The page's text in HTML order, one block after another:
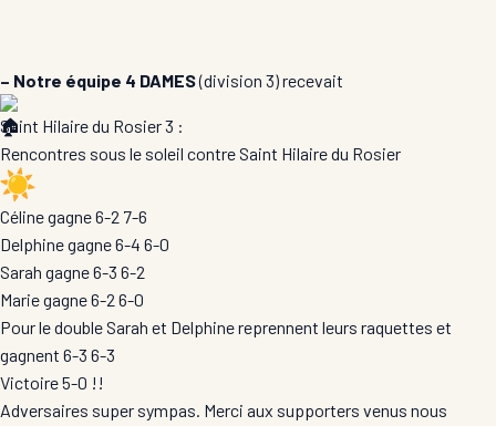
– Notre équipe 4 DAMES(division 3) recevait
Saint Hilaire du Rosier 3 :
Rencontres sous le soleil contre Saint Hilaire du Rosier
Céline gagne 6-2 7-6
Delphine gagne 6-4 6-0
Sarah gagne 6-3 6-2
Marie gagne 6-2 6-0
Pour le double Sarah et Delphine reprennent leurs raquettes et
gagnent 6-3 6-3
Victoire 5-0 !!
Adversaires super sympas. Merci aux supporters venus nous